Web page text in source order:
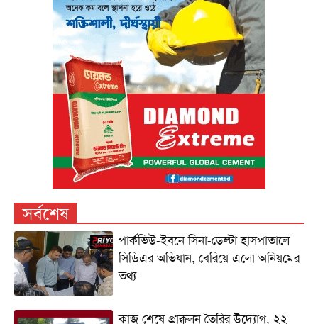
সর্বশেষ
পার্কভিউ-ইবনে সিনা-ডেল্টা হাসপাতালে
সিডিএর অভিযান, বেরিয়ে এলো অনিয়মের
তথ্য
কাজ শেষে প্রাক্কলন তৈরির উদ্যোগ, ২২